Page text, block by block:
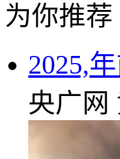
为你推荐
2025,
央广网